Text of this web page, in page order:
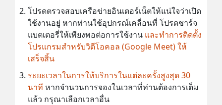
โปรดตรวจสอบเครือข่ายอินเตอร์เน็ตให้แน่ใจว่าเปิด
ใช้งานอยู่ หากท่านใช้อุปกรณ์เคลื่อนที่ โปรดชาร์จ
แบตเตอรี่ให้เพียงพอต่อการใช้งาน และทำการติดตั้ง
โปรแกรมสำหรับวิดีโอคอล (Google Meet) ให้
เสร็จสิ้น
ระยะเวลาในการให้บริการในแต่ละครั้งสูงสุด 30
นาที หากจำนวนการจองในเวลาที่ท่านต้องการเต็ม
แล้ว กรุณาเลือกเวลาอื่น